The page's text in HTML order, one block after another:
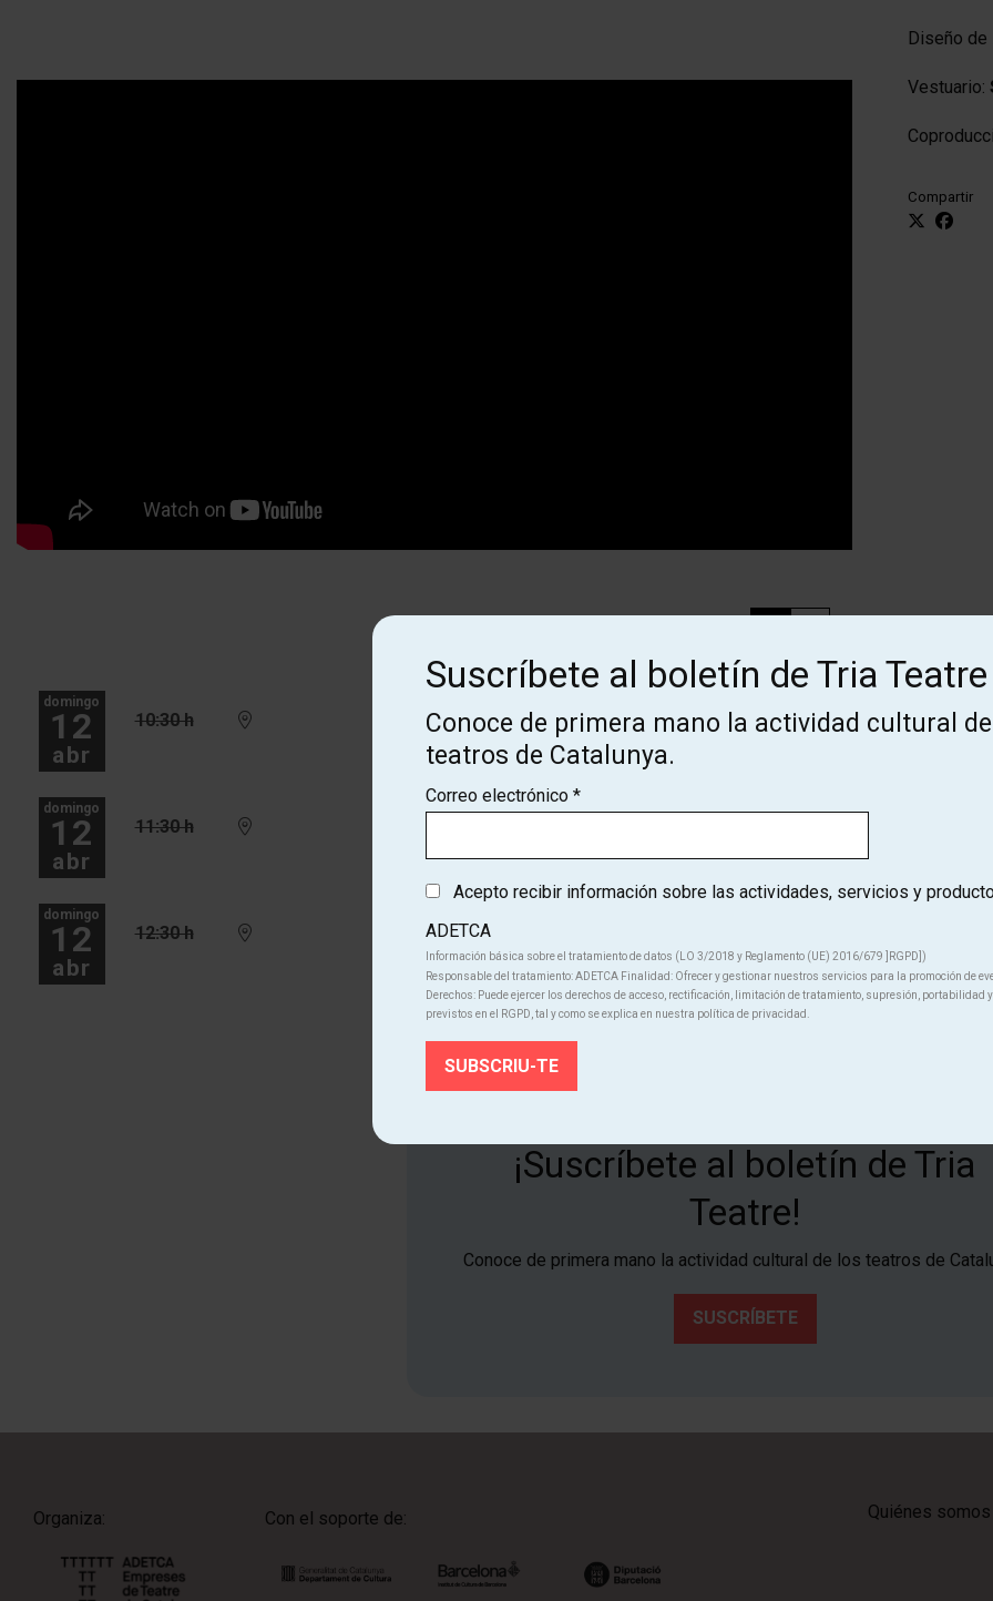
Diseño de
Vestuario:
Compartir
domingo
12
abr
10:30 h Des de
12 €
Finalizado
domingo
12
abr
11:30 h
domingo
12
abr
12:30 h
12 €
¡Suscríbete al boletín de Tria
Teatre!
Conoce de primera mano la actividad cultural de los teatros de
SUSCRÍBETE
Organiza: Con el soporte de: Quiénes somos
Suscríbete al boletín de Tria Teatre
Conoce de primera mano la actividad cultural
teatros de Catalunya.
Correo electrónico *
Acepto recibir información sobre las actividades, servicios y
ADETCA
Información básica sobre el tratamiento de datos (LO 3/2018 y Reglamento (UE) 2016/679 ]RGPD])
Responsable del tratamiento: ADETCA Finalidad: Ofrecer y gestionar nuestros servicios para la promoción de
Derechos: Puede ejercer los derechos de acceso, rectificación, limitación de tratamiento, supresión, portabilidad y
previstos en el RGPD, tal y como se explica en nuestra política de privacidad.